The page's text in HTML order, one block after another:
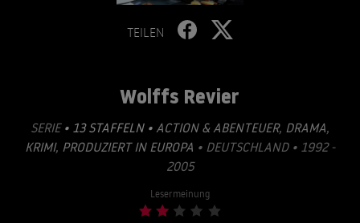
TEILEN
Wolffs Revier
SERIE • 13 STAFFELN • ACTION & ABENTEUER, DRAMA,
KRIMI, PRODUZIERT IN EUROPA • DEUTSCHLAND • 1992 -
2005
Lesermeinung